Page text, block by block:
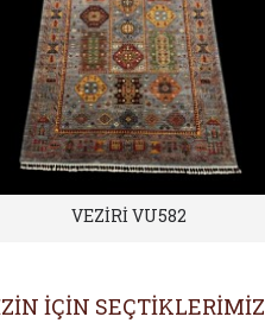
VEZİRİ VU582
İÇİN SEÇTİKLERİMİZ